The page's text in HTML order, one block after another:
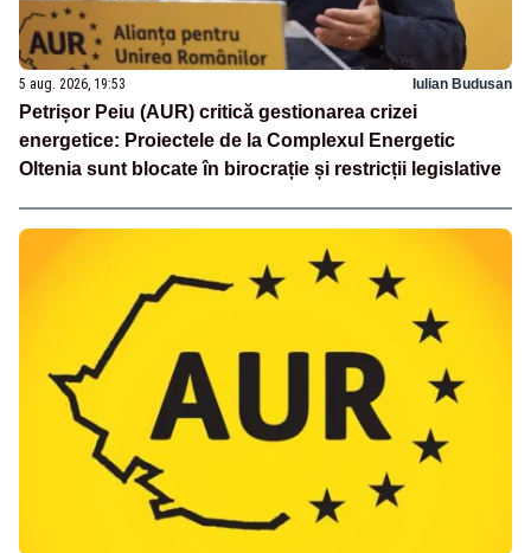
5 aug. 2026, 19:53 Iulian Budusan
Petrișor Peiu (AUR) critică gestionarea crizei
energetice: Proiectele de la Complexul Energetic
Oltenia sunt blocate în birocrație și restricții legislative